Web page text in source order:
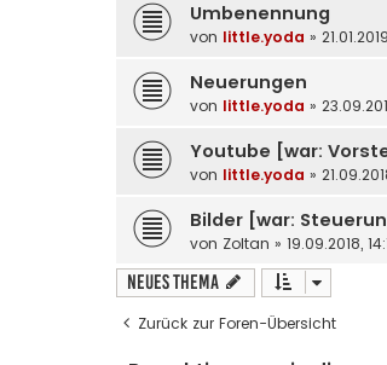
Umbenennung
von little.yoda »
Neuerungen
von little.yoda »
Youtube [war:
von little.yoda »
Bilder [war:
von Zoltan » 19.09.2018,
Neues Thema
Zurück zur Foren-Übersicht